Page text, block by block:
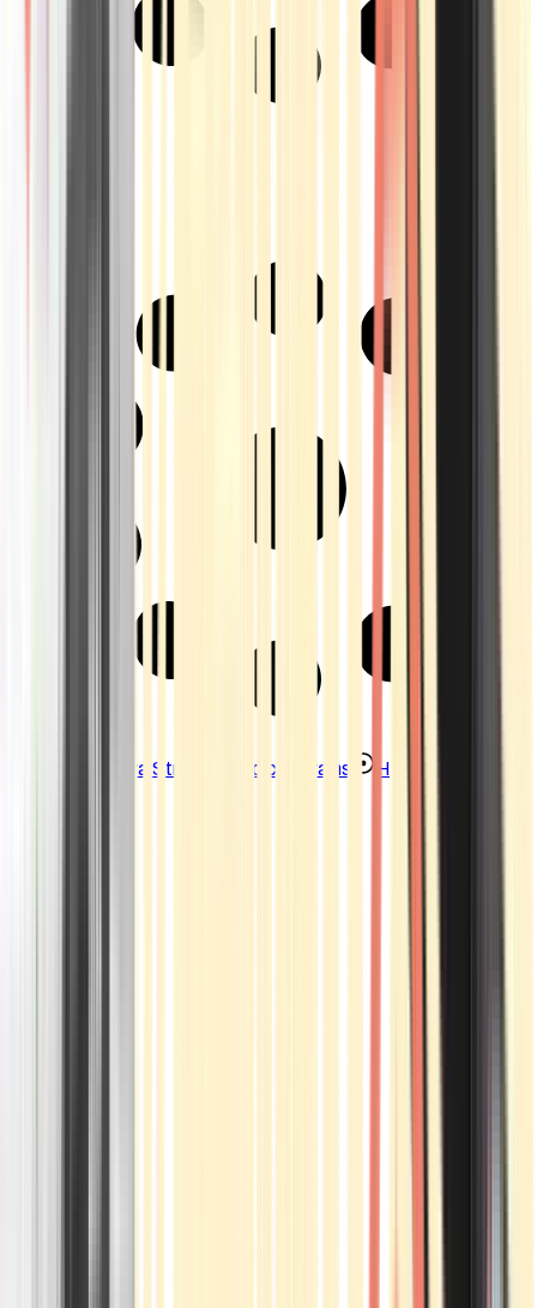
Sativa Strains Indica Strains Hybrid Strains